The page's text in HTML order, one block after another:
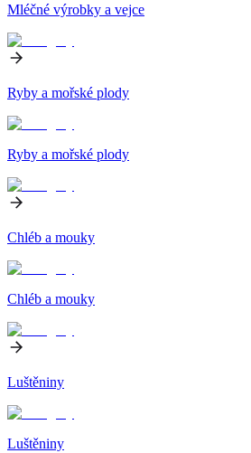
Mléčné výrobky a vejce
Ryby a mořské plody
Ryby a mořské plody
Chléb a mouky
Chléb a mouky
Luštěniny
Luštěniny